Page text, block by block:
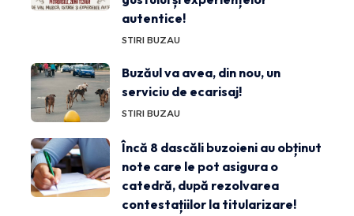
autentice!
STIRI BUZAU
Buzăul va avea, din nou, un
serviciu de ecarisaj!
STIRI BUZAU
Încă 8 dascăli buzoieni au obținut
note care le pot asigura o
catedră, după rezolvarea
contestațiilor la titularizare!